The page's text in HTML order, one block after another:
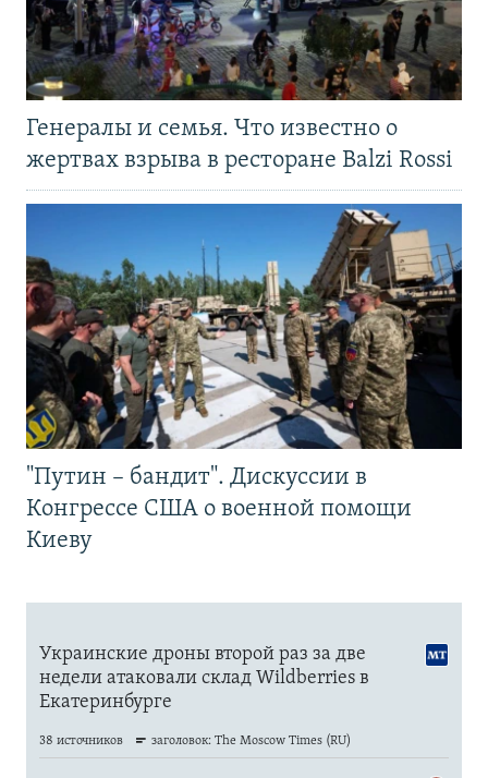
Генералы и семья. Что известно о
жертвах взрыва в ресторане Balzi Rossi
"Путин – бандит". Дискуссии в
Конгрессе США о военной помощи
Киеву